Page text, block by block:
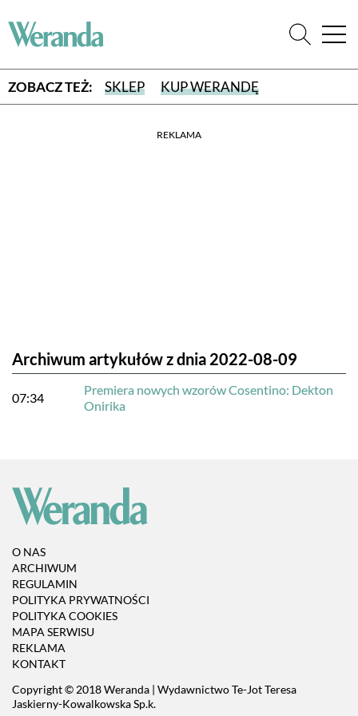
ZOBACZ TEŻ: SKLEP KUP WERANDĘ
REKLAMA
Archiwum artykułów z dnia 2022-08-09
07:34
Premiera nowych wzorów Cosentino: Dekton
Onirika
O NAS
ARCHIWUM
REGULAMIN
POLITYKA PRYWATNOŚCI
POLITYKA COOKIES
MAPA SERWISU
REKLAMA
KONTAKT
Copyright © 2018 Weranda | Wydawnictwo Te-Jot Teresa
Jaskierny-Kowalkowska Sp.k.